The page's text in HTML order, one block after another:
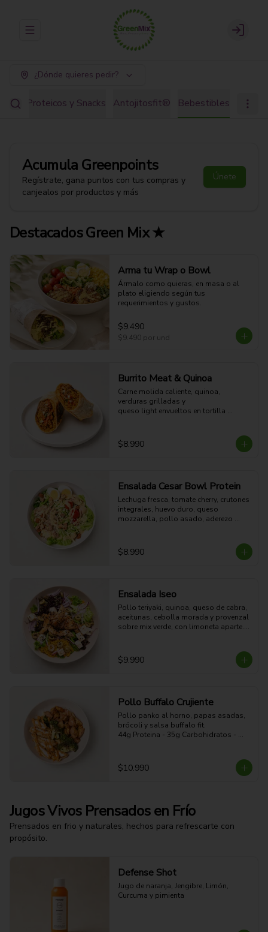
Abrir menu de navegación Login
¿Dónde quieres pedir?
Proteicos y Snacks Antojitosfit® Bebestibles
Acumula Greenpoints
Regístrate, gana puntos con tus compras y
canjealos por productos y más
Únete
Destacados Green Mix ★
Arma tu Wrap o Bowl
Ármalo como quieras, en masa o al
plato eligiendo según tus
requerimientos y gustos.
$9.490
$9.490por und
Burrito Meat & Quinoa
Carne molida caliente, quinoa,
verduras grilladas y
queso light envueltos en tortilla
27g grasa - 7g Fibra - 654 Kcal
$8.990
Ensalada Cesar Bowl Protein
Lechuga fresca, tomate cherry, crutones
integrales, huevo duro, queso
mozzarella, pollo asado, aderezo
15g grasa - 4g Fibra - 578 Kcal
$8.990
Ensalada Iseo
Pollo teriyaki, quinoa, queso de cabra,
aceitunas, cebolla morada y provenzal
sobre mix verde, con limoneta aparte.
$9.990
Pollo Buffalo Crujiente
Pollo panko al horno, papas asadas,
brócoli y salsa buffalo fit.
44g Proteina - 35g Carbohidratos -
$10.990
Jugos Vivos Prensados en Frío
Prensados en frio y naturales, hechos para refrescarte con
propósito.
Defense Shot
Jugo de naranja, Jengibre, Limón,
Curcuma y pimienta